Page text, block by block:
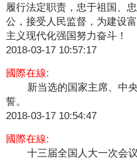
履行法定职责，忠于祖国、
公，接受人民监督，为建设
主义现代化强国努力奋斗！
2018-03-17 10:57:17
國際在線:
新当选的国家主席、中
誓。
2018-03-17 10:54:47
國際在線:
十三届全国人大一次会